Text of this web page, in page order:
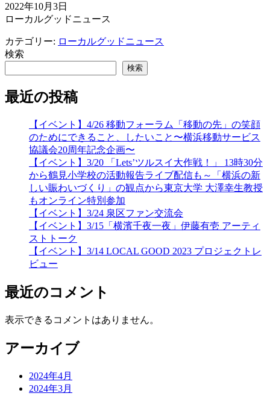
2022年10月3日
ローカルグッドニュース
カテゴリー: ローカルグッドニュース
検索
検索
最近の投稿
【イベント】4/26 移動フォーラム「移動の先」の笑顔
のためにできること、したいこと〜横浜移動サービス
協議会20周年記念企画〜
【イベント】3/20 「Lets’ツルスイ大作戦！」 13時30分
から鶴見小学校の活動報告ライブ配信も～「横浜の新
しい賑わいづくり」の観点から東京大学 大澤幸生教授
もオンライン特別参加
【イベント】3/24 泉区ファン交流会
【イベント】3/15「横濱千夜一夜」伊藤有壱 アーティ
ストトーク
【イベント】3/14 LOCAL GOOD 2023 プロジェクトレ
ビュー
最近のコメント
表示できるコメントはありません。
アーカイブ
2024年4月
2024年3月